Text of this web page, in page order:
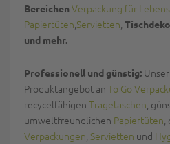
Bereichen Verpackung für
Papiertüten,Servietten,
und mehr.
Professionell und günstig:
Produktangebot an To Go
recycelfähigen Tragetaschen,
umweltfreundlichen Papiertüten,
Verpackungen, Servietten und